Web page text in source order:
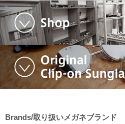
Brands/取り扱いメガネブランド